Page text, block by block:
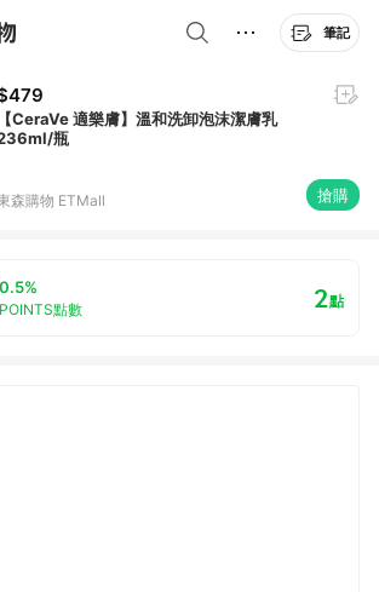
筆記
【CeraVe 適樂膚】溫和洗卸泡沫潔膚乳
瓶
森購物 ETMall 搶購
點數 2點